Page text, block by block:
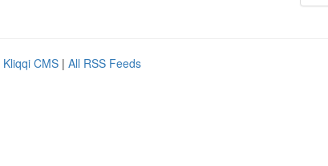
Kliqqi CMS | All RSS Feeds